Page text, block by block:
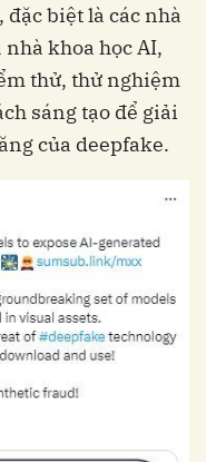
đặc biệt là các nhà
khoa học AI,
thử, thử nghiệm
sáng tạo để giải
của deepfake.